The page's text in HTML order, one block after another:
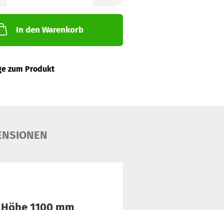
In den Warenkorb
zum Produkt
1100 mm